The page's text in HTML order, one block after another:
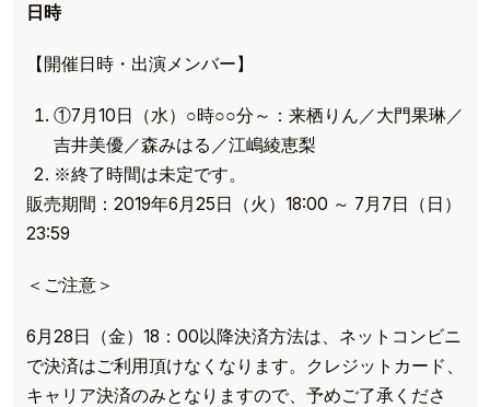
日時
【開催日時・出演メンバー】
①7月10日（水）○時○○分～：来栖りん／大門果琳／
吉井美優／森みはる／江嶋綾恵梨
※終了時間は未定です。
販売期間：2019年6月25日（火）18:00 ～ 7月7日（日）
23:59
＜ご注意＞
6月28日（金）18：00以降決済方法は、ネットコンビニ
で決済はご利用頂けなくなります。クレジットカード、
キャリア決済のみとなりますので、予めご了承くださ